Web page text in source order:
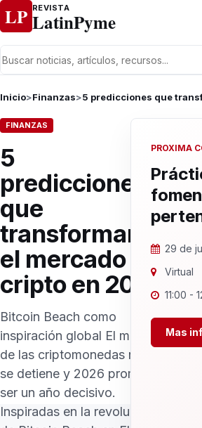
Ir al contenido
LP REVISTA
LatinPyme
Inicio>Finanzas>5 predicciones que
FINANZAS
5
predicciones
que
transformarán
el mercado
cripto en 2026
Bitcoin Beach como
inspiración global El mundo
de las criptomonedas nunca
se detiene y 2026 promete
ser un año decisivo.
Inspiradas en la revolución
PROXIMA
29 de
Virtual
11:00 -
Mas